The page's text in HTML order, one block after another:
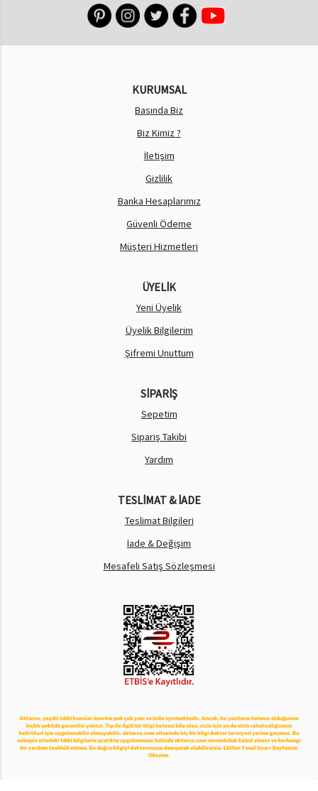
KURUMSAL
Basında Biz
Biz Kimiz ?
İletişim
Gizlilik
Banka Hesaplarımız
Güvenli Ödeme
Müşteri Hizmetleri
ÜYELİK
Yeni Üyelik
Üyelik Bilgilerim
Şifremi Unuttum
SİPARİŞ
Sepetim
Sipariş Takibi
Yardım
TESLİMAT & İADE
Teslimat Bilgileri
İade & Değişim
Mesafeli Satış Sözleşmesi